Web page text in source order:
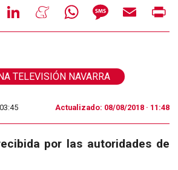
LinkedIn MeneameWhatsAppMessageEmail
TELEVISIÓN NAVARRA
03:45 Actualizado: 08/08/2018 · 11:48
por las autoridades de